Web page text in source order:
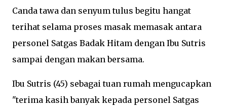
Canda tawa dan senyum tulus begitu hangat
terihat selama proses masak memasak antara
personel Satgas Badak Hitam dengan Ibu Sutris
sampai dengan makan bersama.
Ibu Sutris (45) sebagai tuan rumah mengucapkan
"terima kasih banyak kepada personel Satgas